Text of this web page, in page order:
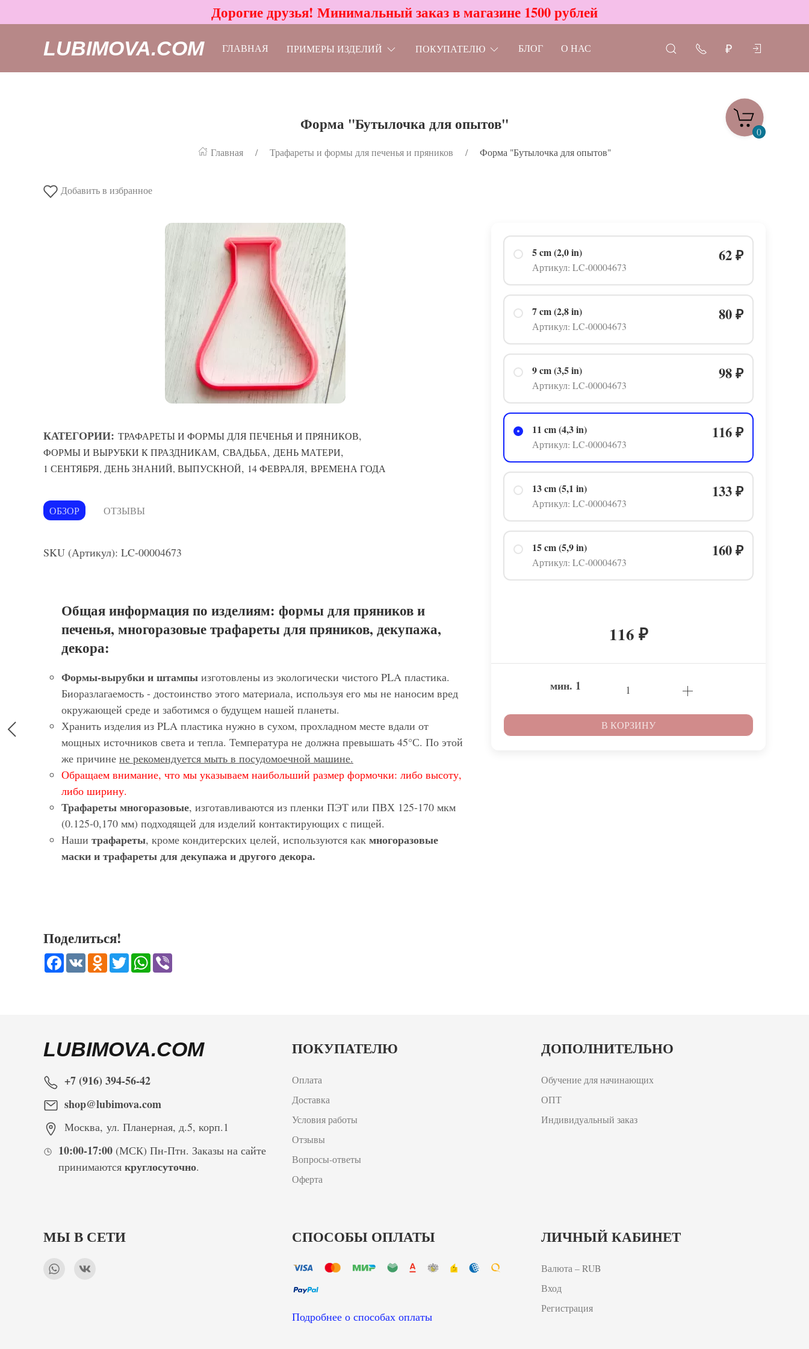
Дорогие друзья! Минимальный заказ в магазине 1500 рублей
LUBIMOVA.COM ГЛАВНАЯ ПРИМЕРЫ ИЗДЕЛИЙ ПОКУПАТЕЛЮ БЛОГ О НАС ₽
0
Форма "Бутылочка для опытов"
Главная Трафареты и формы для печенья и пряников Форма "Бутылочка для опытов"
Добавить в избранное
КАТЕГОРИИ: ТРАФАРЕТЫ И ФОРМЫ ДЛЯ ПЕЧЕНЬЯ И ПРЯНИКОВ,
ФОРМЫ И ВЫРУБКИ К ПРАЗДНИКАМ, СВАДЬБА, ДЕНЬ МАТЕРИ,
1 СЕНТЯБРЯ, ДЕНЬ ЗНАНИЙ, ВЫПУСКНОЙ, 14 ФЕВРАЛЯ, ВРЕМЕНА ГОДА
ОБЗОР ОТЗЫВЫ
SKU (Артикул): LC-00004673
Общая информация по изделиям: формы для пряников и
печенья, многоразовые трафареты для пряников, декупажа,
декора:
Формы-вырубки и штампы изготовлены из экологически чистого PLA пластика.
Биоразлагаемость - достоинство этого материала, используя его мы не наносим вред
окружающей среде и заботимся о будущем нашей планеты.
Хранить изделия из PLA пластика нужно в сухом, прохладном месте вдали от
мощных источников света и тепла. Температура не должна превышать 45°С. По этой
же причине не рекомендуется мыть в посудомоечной машине.
Обращаем внимание, что мы указываем наибольший размер формочки: либо высоту,
либо ширину.
Трафареты многоразовые, изготавливаются из пленки ПЭТ или ПВХ 125-170 мкм
(0.125-0,170 мм) подходящей для изделий контактирующих с пищей.
Наши трафареты, кроме кондитерских целей, используются как многоразовые
маски и трафареты для декупажа и другого декора.
5 cm (2,0 in)
Артикул: LC-00004673
62 ₽
7 cm (2,8 in)
Артикул: LC-00004673
80 ₽
9 cm (3,5 in)
Артикул: LC-00004673
98 ₽
11 cm (4,3 in)
Артикул: LC-00004673
116 ₽
13 cm (5,1 in)
Артикул: LC-00004673
133 ₽
15 cm (5,9 in)
Артикул: LC-00004673
160 ₽
116 ₽
мин. 1
В КОРЗИНУ
Поделиться!
Facebook
VK Odnoklassniki
TwitterWhatsApp
LUBIMOVA.COM
+7 (916) 394-56-42
shop@lubimova.com
Москва, ул. Планерная, д.5, корп.1
10:00-17:00(МСК) Пн-Птн. Заказы на сайте
принимаются круглосуточно.
ПОКУПАТЕЛЮ
Оплата
Доставка
Условия работы
Отзывы
Вопросы-ответы
Оферта
ДОПОЛНИТЕЛЬНО
Обучение для начинающих
ОПТ
Индивидуальный заказ
МЫ В СЕТИ СПОСОБЫ ОПЛАТЫ
Подробнее о способах оплаты
ЛИЧНЫЙ КАБИНЕТ
Валюта – RUB
Вход
Регистрация